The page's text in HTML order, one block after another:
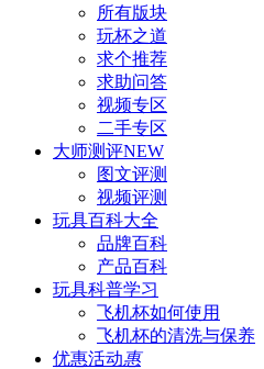
所有版块
玩杯之道
求个推荐
求助问答
视频专区
二手专区
大师测评NEW
图文评测
视频评测
玩具百科大全
品牌百科
产品百科
玩具科普学习
飞机杯如何使用
飞机杯的清洗与保养
优惠活动惠